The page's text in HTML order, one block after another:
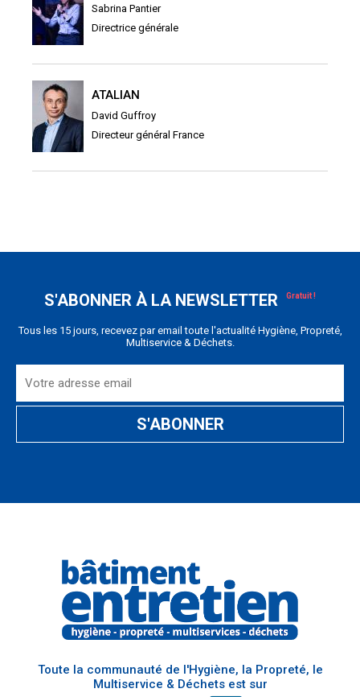
Sabrina Pantier
Directrice générale
ATALIAN
David Guffroy
Directeur général France
S'ABONNER À LA NEWSLETTER
Tous les 15 jours, recevez par email toute l'actualité Hygiène, Propreté,
Multiservice & Déchets.
Toute la communauté de l'Hygiène, la Propreté, le
Multiservice & Déchets est sur